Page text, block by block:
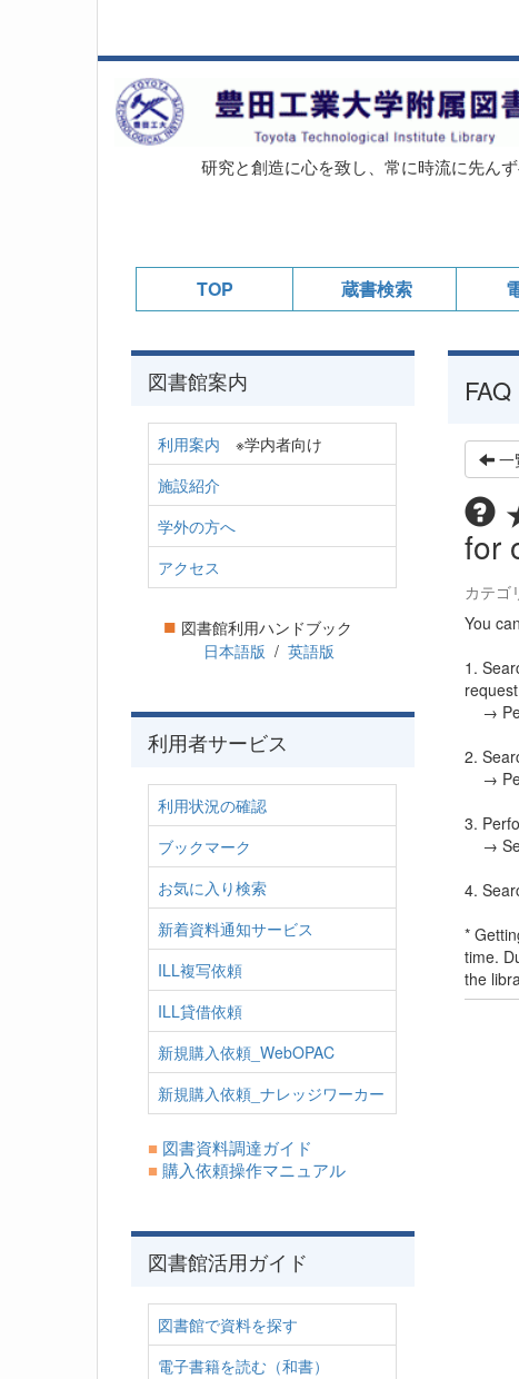
研究と創造に心を致し、常に時流に先ん
TOP 蔵書検索
FAQ
一
for
カテゴ
You
1.
→
2.
→
3.
→
4.
*
time.
the
図書館案内
利用案内 ※学内者向け
施設紹介
学外の方へ
アクセス
■ 図書館利用ハンドブック
日本語版 / 英語版
利用者サービス
利用状況の確認
ブックマーク
お気に入り検索
新着資料通知サービス
ILL複写依頼
ILL貸借依頼
新規購入依頼_WebOPAC
新規購入依頼_ナレッジワーカー
■ 図書資料調達ガイド
■購入依頼操作マニュアル
図書館活用ガイド
図書館で資料を探す
電子書籍を読む（和書）